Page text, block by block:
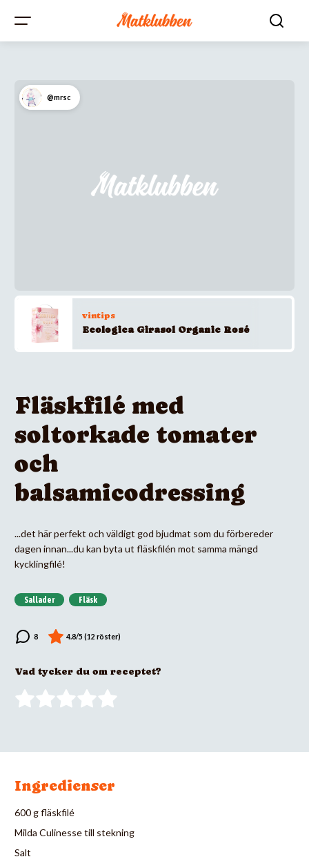
@mrsc
vintips
Ecologica Girasol Organic Rosé
Fläskfilé med
soltorkade tomater
och
balsamicodressing
...det här perfekt och väldigt god bjudmat som du förbereder
dagen innan...du kan byta ut fläskfilén mot samma mängd
kycklingfilé!
Sallader Fläsk
Vad tycker du om receptet?
Ingredienser
600 g fläskfilé
Milda Culinesse till stekning
Salt